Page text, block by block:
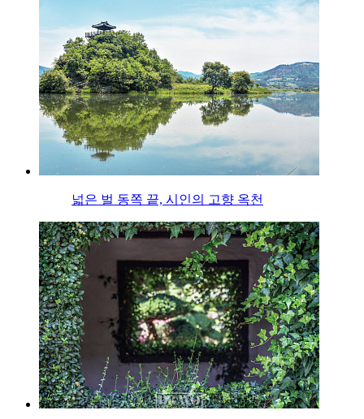
넓은 벌 동쪽 끝, 시인의 고향 옥천